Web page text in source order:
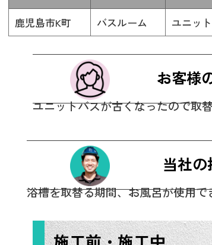
鹿児島市K町 バスルーム ユニッ
お客様
ユニットバスが古くなったので取
当社
浴槽を取替る期間、お風呂が使用